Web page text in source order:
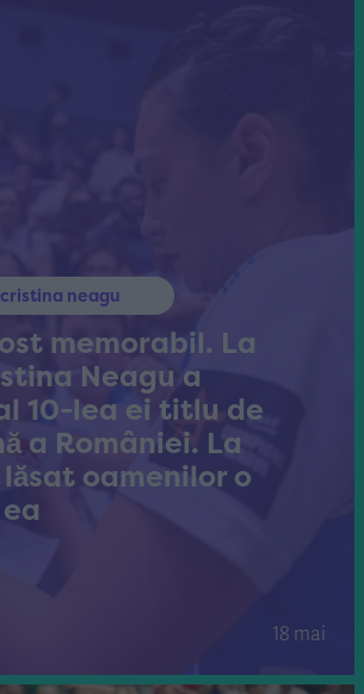
neagu
memorabil. La
Neagu a
10-lea ei titlu de
a României. La
oamenilor o
18 mai